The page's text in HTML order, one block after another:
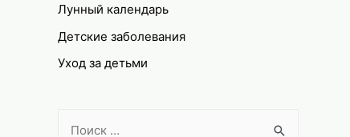
Лунный календарь
Детские заболевания
Уход за детьми